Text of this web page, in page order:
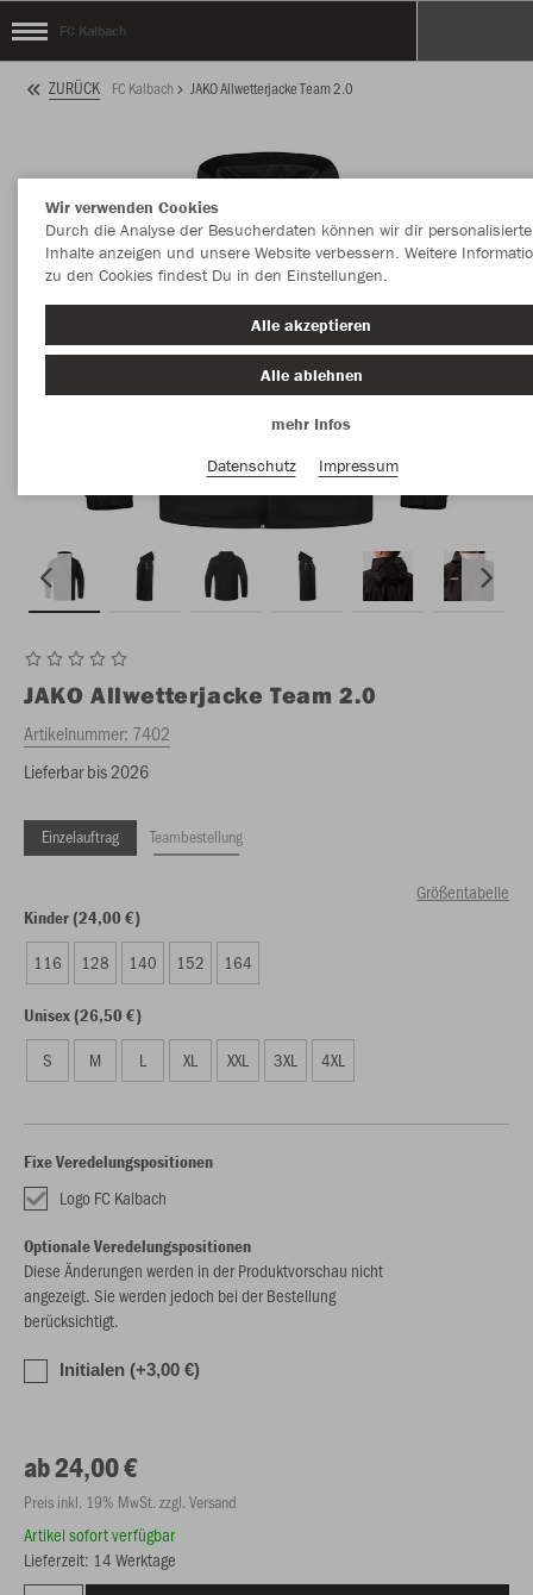
FC Kalbach
ZURÜCK FC Kalbach JAKO Allwetterjacke Team 2.0
JAKO Allwetterjacke Team 2.0
Artikelnummer: 7402
Lieferbar bis 2026
Einzelauftrag Teambestellung
Größentabelle
Kinder (24,00 €)
116 128 140 152 164
Unisex (26,50 €)
S M L XL XXL 3XL 4XL
Fixe Veredelungspositionen
Logo FC Kalbach
Optionale Veredelungspositionen
Diese Änderungen werden in der Produktvorschau nicht
angezeigt. Sie werden jedoch bei der Bestellung
berücksichtigt.
Initialen (+3,00 €)
ab 24,00 €
Preis inkl. 19% MwSt. zzgl. Versand
Artikel sofort verfügbar
Lieferzeit: 14 Werktage
Wir verwenden Cookies
Durch die Analyse der Besucherdaten können wir dir personalisierte
Inhalte anzeigen und unsere Website verbessern. Weitere
zu den Cookies findest Du in den Einstellungen.
Alle akzeptieren
Alle ablehnen
mehr Infos
Datenschutz
Impressum